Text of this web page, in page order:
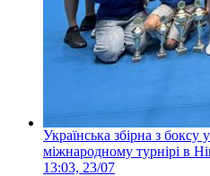
Українська збірна з
міжнародному турнірі в
13:03, 23/07